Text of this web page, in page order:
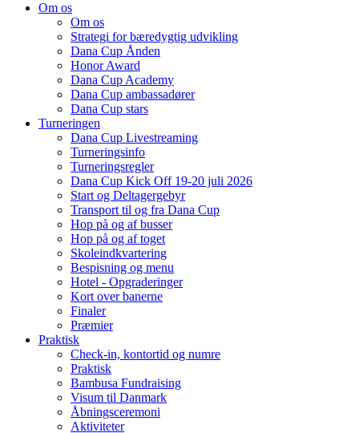
Om os
Om os
Strategi for bæredygtig udvikling
Dana Cup Ånden
Honor Award
Dana Cup Academy
Dana Cup ambassadører
Dana Cup stars
Turneringen
Dana Cup Livestreaming
Turneringsinfo
Turneringsregler
Dana Cup Kick Off 19-20 juli 2026
Start og Deltagergebyr
Transport til og fra Dana Cup
Hop på og af busser
Hop på og af toget
Skoleindkvartering
Bespisning og menu
Hotel - Opgraderinger
Kort over banerne
Finaler
Præmier
Praktisk
Check-in, kontortid og numre
Praktisk
Bambusa Fundraising
Visum til Danmark
Åbningsceremoni
Aktiviteter